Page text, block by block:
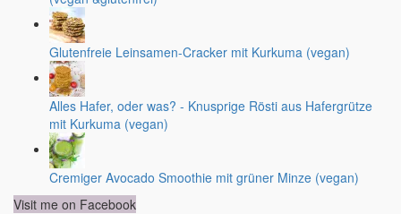
Glutenfreie Leinsamen-Cracker mit Kurkuma (vegan)
Alles Hafer, oder was? - Knusprige Rösti aus Hafergrütze
mit Kurkuma (vegan)
Cremiger Avocado Smoothie mit grüner Minze (vegan)
Visit me on Facebook